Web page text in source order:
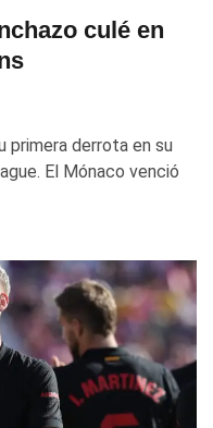
culé en
primera derrota en su
El Mónaco venció